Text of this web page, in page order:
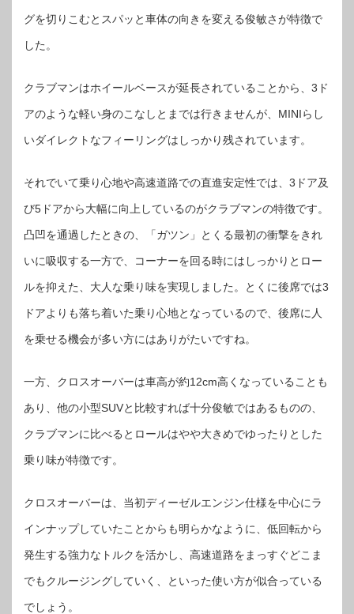
グを切りこむとスパッと車体の向きを変える俊敏さが特徴で
した。
クラブマンはホイールベースが延長されていることから、3ド
アのような軽い身のこなしとまでは行きませんが、MINIらし
いダイレクトなフィーリングはしっかり残されています。
それでいて乗り心地や高速道路での直進安定性では、3ドア及
び5ドアから大幅に向上しているのがクラブマンの特徴です。
凸凹を通過したときの、「ガツン」とくる最初の衝撃をきれ
いに吸収する一方で、コーナーを回る時にはしっかりとロー
ルを抑えた、大人な乗り味を実現しました。とくに後席では3
ドアよりも落ち着いた乗り心地となっているので、後席に人
を乗せる機会が多い方にはありがたいですね。
一方、クロスオーバーは車高が約12cm高くなっていることも
あり、他の小型SUVと比較すれば十分俊敏ではあるものの、
クラブマンに比べるとロールはやや大きめでゆったりとした
乗り味が特徴です。
クロスオーバーは、当初ディーゼルエンジン仕様を中心にラ
インナップしていたことからも明らかなように、低回転から
発生する強力なトルクを活かし、高速道路をまっすぐどこま
でもクルージングしていく、といった使い方が似合っている
でしょう。